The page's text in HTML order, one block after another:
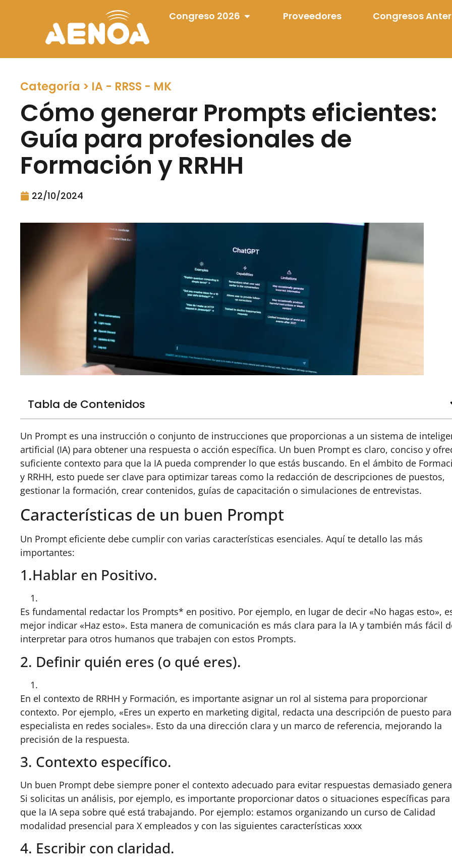
Congreso 2026 Proveedores Congresos
Categoría > IA - RRSS - MK
Cómo generar Prompts eficientes:
Guía para profesionales de
Formación y RRHH
22/10/2024
Tabla de Contenidos
Un Prompt es una instrucción o conjunto de instrucciones que proporcionas a un sistema de
artificial (IA) para obtener una respuesta o acción específica. Un buen Prompt es claro, conciso y
suficiente contexto para que la IA pueda comprender lo que estás buscando. En el ámbito de
y RRHH, esto puede ser clave para optimizar tareas como la redacción de descripciones de puestos,
gestionar la formación, crear contenidos, guías de capacitación o simulaciones de entrevistas.
Características de un buen Prompt
Un Prompt eficiente debe cumplir con varias características esenciales. Aquí te detallo las más
importantes:
1.Hablar en Positivo.
Es fundamental redactar los Prompts* en positivo. Por ejemplo, en lugar de decir «No hagas esto»,
mejor indicar «Haz esto». Esta manera de comunicación es más clara para la IA y también más fácil
interpretar para otros humanos que trabajen con estos Prompts.
2. Definir quién eres (o qué eres).
En el contexto de RRHH y Formación, es importante asignar un rol al sistema para proporcionar
contexto. Por ejemplo, «Eres un experto en marketing digital, redacta una descripción de puesto
especialista en redes sociales». Esto da una dirección clara y un marco de referencia, mejorando la
precisión de la respuesta.
3. Contexto específico.
Un buen Prompt debe siempre poner el contexto adecuado para evitar respuestas demasiado
Si solicitas un análisis, por ejemplo, es importante proporcionar datos o situaciones específicas para
que la IA sepa sobre qué está trabajando. Por ejemplo: estamos organizando un curso de Calidad
modalidad presencial para X empleados y con las siguientes características xxxx
4. Escribir con claridad.